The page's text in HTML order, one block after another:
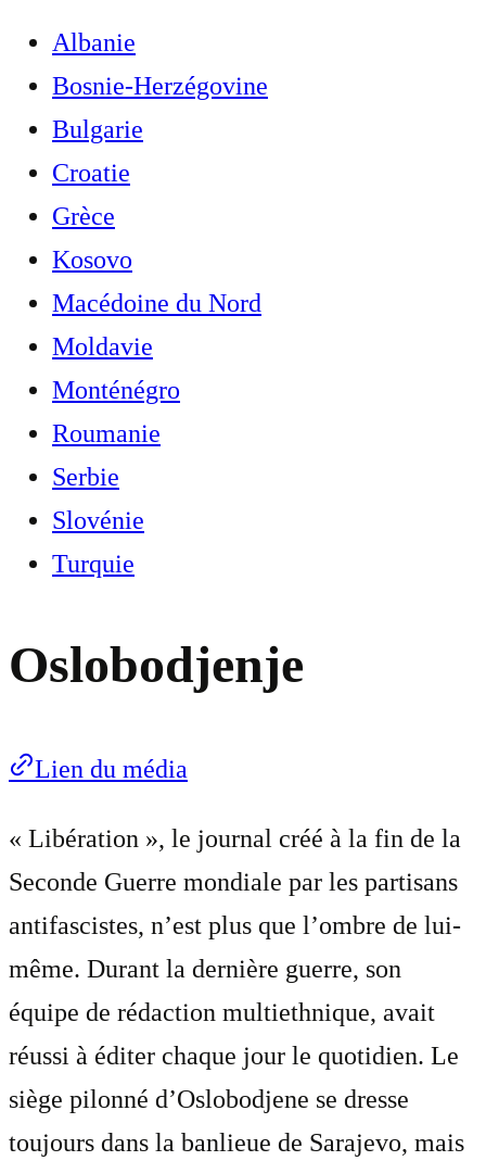
Albanie
Bosnie-Herzégovine
Bulgarie
Croatie
Grèce
Kosovo
Macédoine du Nord
Moldavie
Monténégro
Roumanie
Serbie
Slovénie
Turquie
Oslobodjenje
Lien du média
« Libération », le journal créé à la fin de la
Seconde Guerre mondiale par les partisans
antifascistes, n’est plus que l’ombre de lui-
même. Durant la dernière guerre, son
équipe de rédaction multiethnique, avait
réussi à éditer chaque jour le quotidien. Le
siège pilonné d’Oslobodjene se dresse
toujours dans la banlieue de Sarajevo, mais